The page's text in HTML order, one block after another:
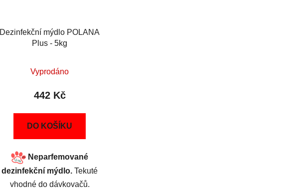
Dezinfekční mýdlo POLANA
Plus - 5kg
Vyprodáno
442 Kč
DO KOŠÍKU
Neparfemované
dezinfekční mýdlo. Tekuté
vhodné do dávkovačů.